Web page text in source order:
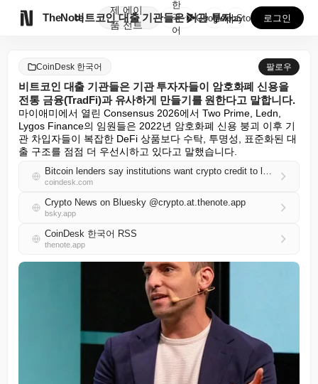
TheNote
제
품
에이
전트
비트코인 대출 기관들은 기관 투자자들이 암호화폐 신용을...
한
국
어
GooglePlay
AppStore 로그인
CoinDesk 한국어 팔로우
비트코인 대출 기관들은 기관 투자자들이 암호화폐 신용을
전통 금융(TradFi)과 유사하게 만들기를 원한다고 말합니다.
마이애미에서 열린 Consensus 2026에서 Two Prime, Ledn,
Lygos Finance의 임원들은 2022년 암호화폐 신용 붕괴 이후 기
관 차입자들이 복잡한 DeFi 상품보다 수탁, 투명성, 표준화된 대
출 구조를 점점 더 우선시하고 있다고 말했습니다.
Bitcoin lenders say institutions want crypto credit to look more like TradFi
coindesk.com
Crypto News on Bluesky @crypto.at.thenote.app
bsky.app
CoinDesk 한국어 RSS
thenote.app